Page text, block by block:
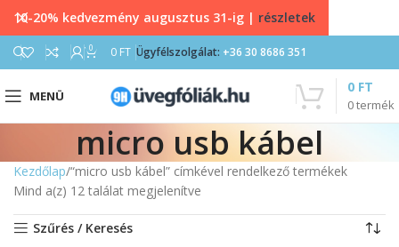
0 0 FT Ügyfélszolgálat: +36 30 8686 351
MENÜ
0termék
0 FT
micro usb kábel
Kezdőlap “micro usb kábel” címkével rendelkező termékek
Mind a(z) 12 találat megjelenítve
Szűrés / Keresés
10-20% kedvezmény augusztus 31-ig | részletek